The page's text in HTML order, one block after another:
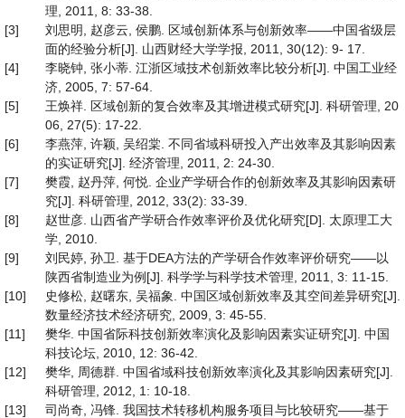
理, 2011, 8: 33-38.
[3]
刘思明, 赵彦云, 侯鹏. 区域创新体系与创新效率——中国省级层
面的经验分析[J]. 山西财经大学学报, 2011, 30(12): 9- 17.
[4]
李晓钟, 张小蒂. 江浙区域技术创新效率比较分析[J]. 中国工业经
济, 2005, 7: 57-64.
[5]
王焕祥. 区域创新的复合效率及其增进模式研究[J]. 科研管理, 20
06, 27(5): 17-22.
[6]
李燕萍, 许颖, 吴绍棠. 不同省域科研投入产出效率及其影响因素
的实证研究[J]. 经济管理, 2011, 2: 24-30.
[7]
樊霞, 赵丹萍, 何悦. 企业产学研合作的创新效率及其影响因素研
究[J]. 科研管理, 2012, 33(2): 33-39.
[8]
赵世彦. 山西省产学研合作效率评价及优化研究[D]. 太原理工大
学, 2010.
[9]
刘民婷, 孙卫. 基于DEA方法的产学研合作效率评价研究——以
陕西省制造业为例[J]. 科学学与科学技术管理, 2011, 3: 11-15.
[10]
史修松, 赵曙东, 吴福象. 中国区域创新效率及其空间差异研究[J].
数量经济技术经济研究, 2009, 3: 45-55.
[11]
樊华. 中国省际科技创新效率演化及影响因素实证研究[J]. 中国
科技论坛, 2010, 12: 36-42.
[12]
樊华, 周德群. 中国省域科技创新效率演化及其影响因素研究[J].
科研管理, 2012, 1: 10-18.
[13]
司尚奇, 冯锋. 我国技术转移机构服务项目与比较研究——基于